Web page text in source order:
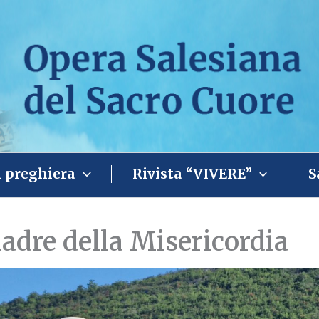
preghiera Rivista “VIVERE”
della Misericordia